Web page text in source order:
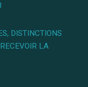
DISTINCTIONS
LA